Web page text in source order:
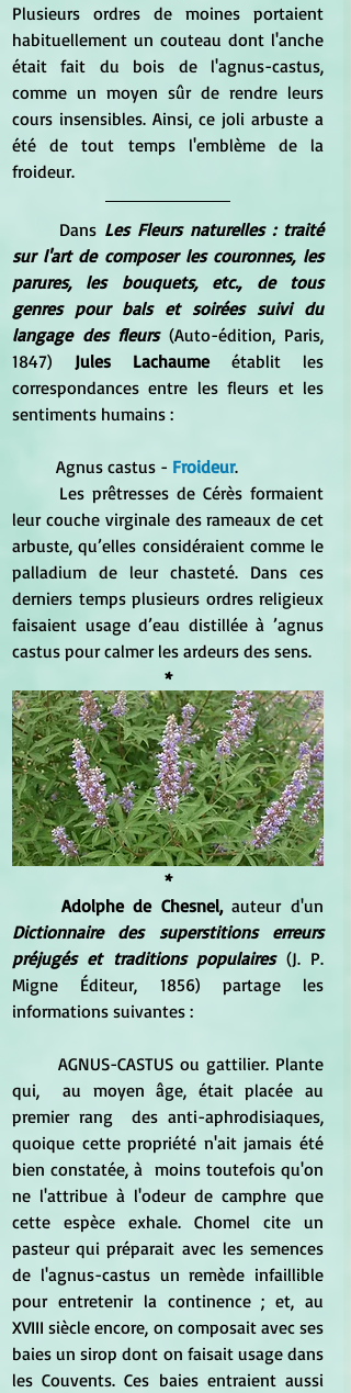
Plusieurs ordres de moines portaient
habituellement un couteau dont l'anche
était fait du bois de l'agnus-castus,
comme un moyen sûr de rendre leurs
cours insensibles. Ainsi, ce joli arbuste a
été de tout temps l'emblème de la
froideur.
	Dans
Les Fleurs naturelles : traité
sur l'art de composer les couronnes, les
parures, les bouquets, etc., de tous
genres pour bals et soirées suivi du
langage des fleurs (Auto-édition, Paris,
1847) Jules Lachaume établit les
correspondances entre les fleurs et les
sentiments humains :
	Agnus castus -
Froideur.
leur couche virginale des rameaux de cet
arbuste, qu’elles considéraient comme le
palladium de leur chasteté. Dans ces
derniers temps plusieurs ordres religieux
faisaient usage d’eau distillée à ’agnus
castus pour calmer les ardeurs des sens.
*
*
	Adolphe de Chesnel,
auteur d'un
Dictionnaire des superstitions erreurs
préjugés et traditions populaires (J. P.
Migne Éditeur, 1856) partage les
informations suivantes :
qui,  au moyen âge, était placée au
premier rang  des anti-aphrodisiaques,
quoique cette propriété n'ait jamais été
bien constatée, à  moins toutefois qu'on
ne l'attribue à l'odeur de camphre que
cette espèce exhale. Chomel cite un
pasteur qui préparait avec les semences
de l'agnus-castus un remède infaillible
pour entretenir la continence ; et, au
XVIII siècle encore, on composait avec ses
baies un sirop dont on faisait usage dans
les Couvents. Ces baies entraient aussi